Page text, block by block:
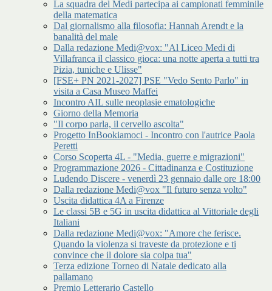
La squadra del Medi partecipa ai campionati femminile
della matematica
Dal giornalismo alla filosofia: Hannah Arendt e la
banalità del male
Dalla redazione Medi@vox: "Al Liceo Medi di
Villafranca il classico gioca: una notte aperta a tutti tra
Pizia, tuniche e Ulisse"
[FSE+ PN 2021-2027] PSE "Vedo Sento Parlo" in
visita a Casa Museo Maffei
Incontro AIL sulle neoplasie ematologiche
Giorno della Memoria
"Il corpo parla, il cervello ascolta"
Progetto InBookiamoci - Incontro con l'autrice Paola
Peretti
Corso Scoperta 4L - "Media, guerre e migrazioni"
Programmazione 2026 - Cittadinanza e Costituzione
Ludendo Discere - venerdì 23 gennaio dalle ore 18:00
Dalla redazione Medi@vox "Il futuro senza volto"
Uscita didattica 4A a Firenze
Le classi 5B e 5G in uscita didattica al Vittoriale degli
Italiani
Dalla redazione Medi@vox: "Amore che ferisce.
Quando la violenza si traveste da protezione e ti
convince che il dolore sia colpa tua"
Terza edizione Torneo di Natale dedicato alla
pallamano
Premio Letterario Castello